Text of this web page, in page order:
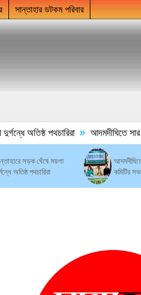
সান্তাহার ডটকম পরিবার
অতিষ্ঠ পথচারিরা » আদমদীঘিতে সার
সড়ক ঘেঁষে ময়লা
অতিষ্ঠ পথচারিরা
কমিটির